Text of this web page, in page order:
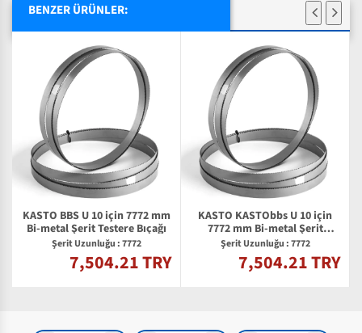
BENZER ÜRÜNLER:
KASTO BBS U 10 için 7772 mm
Bi-metal Şerit Testere Bıçağı
Şerit Uzunluğu : 7772
7,504.21 TRY
KASTO KASTObbs U 10 için
7772 mm Bi-metal Şerit
Testere Bıçağı
Şerit Uzunluğu : 7772
7,504.21 TRY